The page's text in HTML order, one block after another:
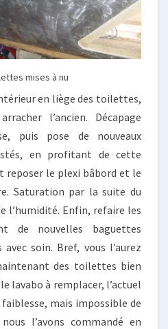
mises à nu
en liège des toilettes,
l’ancien. Décapage
puis pose de nouveaux
en profitant de cette
reposer le plexi bâbord et le
Saturation par la suite du
l’humidité. Enfin, refaire les
de nouvelles baguettes
soin. Bref, vous l’aurez
des toilettes bien
lavabo à remplacer, l’actuel
mais impossible de
l’avons commandé en